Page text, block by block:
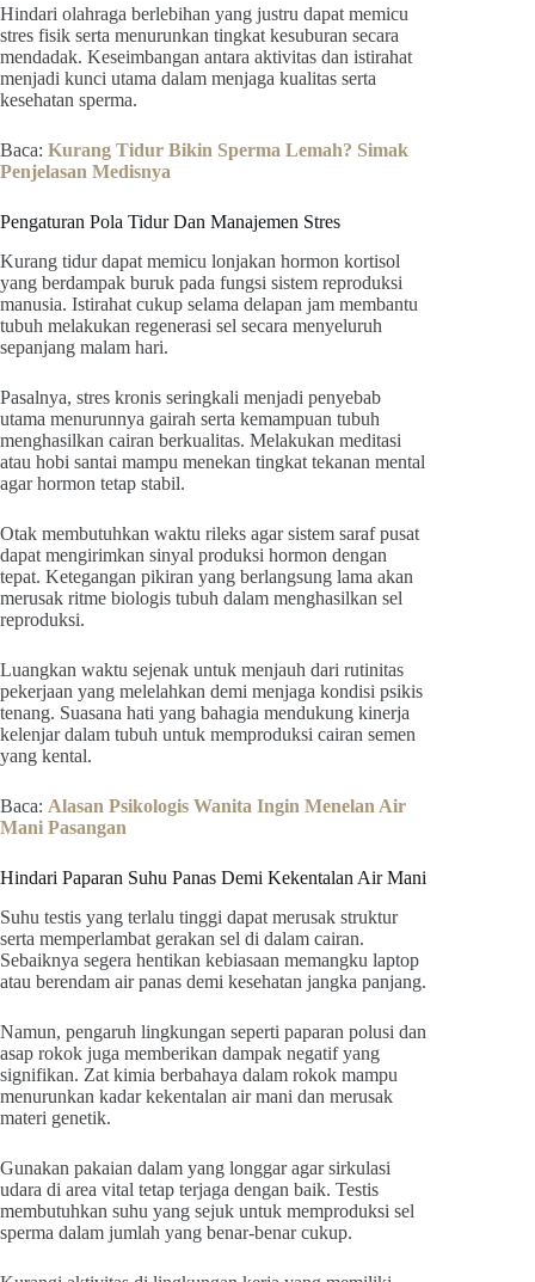
Hindari olahraga berlebihan yang justru dapat memicu
stres fisik serta menurunkan tingkat kesuburan secara
mendadak. Keseimbangan antara aktivitas dan istirahat
menjadi kunci utama dalam menjaga kualitas serta
kesehatan sperma.
Baca: Kurang Tidur Bikin Sperma Lemah? Simak
Penjelasan Medisnya
Pengaturan Pola Tidur Dan Manajemen Stres
Kurang tidur dapat memicu lonjakan hormon kortisol
yang berdampak buruk pada fungsi sistem reproduksi
manusia. Istirahat cukup selama delapan jam membantu
tubuh melakukan regenerasi sel secara menyeluruh
sepanjang malam hari.
Pasalnya, stres kronis seringkali menjadi penyebab
utama menurunnya gairah serta kemampuan tubuh
menghasilkan cairan berkualitas. Melakukan meditasi
atau hobi santai mampu menekan tingkat tekanan mental
agar hormon tetap stabil.
Otak membutuhkan waktu rileks agar sistem saraf pusat
dapat mengirimkan sinyal produksi hormon dengan
tepat. Ketegangan pikiran yang berlangsung lama akan
merusak ritme biologis tubuh dalam menghasilkan sel
reproduksi.
Luangkan waktu sejenak untuk menjauh dari rutinitas
pekerjaan yang melelahkan demi menjaga kondisi psikis
tenang. Suasana hati yang bahagia mendukung kinerja
kelenjar dalam tubuh untuk memproduksi cairan semen
yang kental.
Baca: Alasan Psikologis Wanita Ingin Menelan Air
Mani Pasangan
Hindari Paparan Suhu Panas Demi Kekentalan Air Mani
Suhu testis yang terlalu tinggi dapat merusak struktur
serta memperlambat gerakan sel di dalam cairan.
Sebaiknya segera hentikan kebiasaan memangku laptop
atau berendam air panas demi kesehatan jangka panjang.
Namun, pengaruh lingkungan seperti paparan polusi dan
asap rokok juga memberikan dampak negatif yang
signifikan. Zat kimia berbahaya dalam rokok mampu
menurunkan kadar kekentalan air mani dan merusak
materi genetik.
Gunakan pakaian dalam yang longgar agar sirkulasi
udara di area vital tetap terjaga dengan baik. Testis
membutuhkan suhu yang sejuk untuk memproduksi sel
sperma dalam jumlah yang benar-benar cukup.